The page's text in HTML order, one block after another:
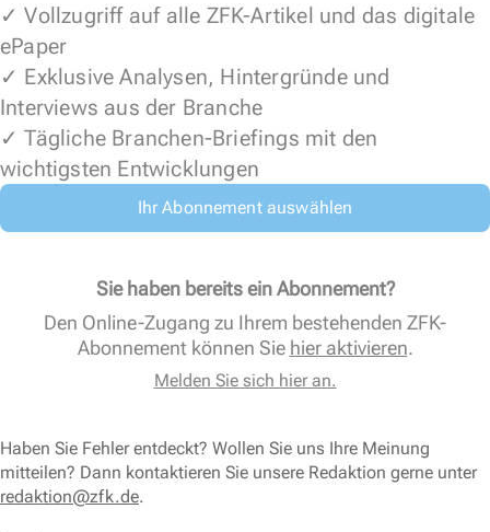
✓ Vollzugriff auf alle ZFK-Artikel und das digitale
ePaper
✓ Exklusive Analysen, Hintergründe und
Interviews aus der Branche
✓ Tägliche Branchen-Briefings mit den
wichtigsten Entwicklungen
Ihr Abonnement auswählen
Sie haben bereits ein Abonnement?
Den Online-Zugang zu Ihrem bestehenden ZFK-
Abonnement können Sie hier aktivieren.
Melden Sie sich hier an.
Haben Sie Fehler entdeckt? Wollen Sie uns Ihre Meinung
mitteilen? Dann kontaktieren Sie unsere Redaktion gerne unter
redaktion@zfk.de.